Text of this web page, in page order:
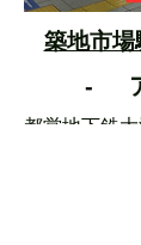
築地市場
-
都営地下鉄